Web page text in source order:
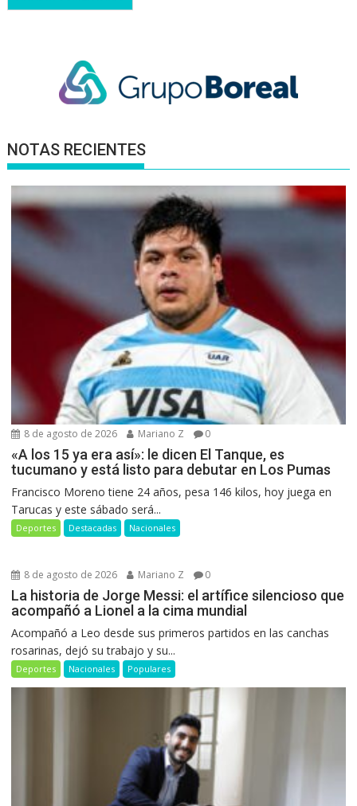
NOTAS RECIENTES
8 de agosto de 2026 Mariano Z 0
«A los 15 ya era así»: le dicen El Tanque, es
tucumano y está listo para debutar en Los Pumas
Francisco Moreno tiene 24 años, pesa 146 kilos, hoy juega en
Tarucas y este sábado será...
Deportes Destacadas Nacionales
8 de agosto de 2026 Mariano Z 0
La historia de Jorge Messi: el artífice silencioso que
acompañó a Lionel a la cima mundial
Acompañó a Leo desde sus primeros partidos en las canchas
rosarinas, dejó su trabajo y su...
Deportes Nacionales Populares